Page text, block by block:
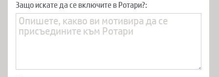
Защо искате да се включите в Ротари?: